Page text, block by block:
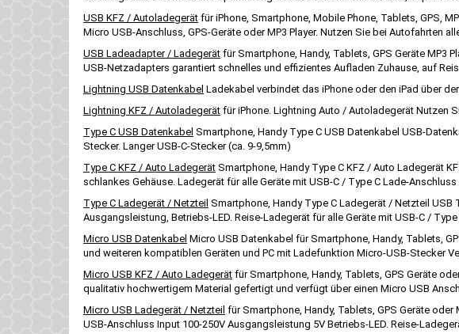
USB KFZ / Autoladegerät für iPhone, Smartphone, Mobile Phone, Tablets, GPS,
Micro USB-Anschluss, GPS-Geräte oder MP3 Player. Nutzen Sie bei Autofahrten
USB Ladeadapter / Ladegerät für Smartphone, Handy, Tablets, GPS Geräte MP3
USB-Netzadapters garantiert schnelles und effizientes Aufladen Zuhause, auf
Lightning USB Datenkabel Ladekabel verbindet das iPhone oder den iPad über
Lightning KFZ / Autoladegerät für iPhone. Lightning Auto / Autoladegerät Nutzen
Type C USB Datenkabel Smartphone, Handy Type C USB Datenkabel USB-
Stecker. Langer USB-C-Stecker (ca. 9-9,5mm)
Type C KFZ / Auto Ladegerät Smartphone, Handy Type C KFZ / Auto Ladegerät
schlankes Gehäuse. Ladegerät für alle Geräte mit USB-C / Type C Lade-
Type C Ladegerät / Netzteil Smartphone, Handy Type C Ladegerät / Netzteil
Ausgangsleistung, Betriebs-LED. Reise-Ladegerät für alle Geräte mit USB-C /
Micro USB Datenkabel Micro USB Datenkabel für Smartphone, Handy, Tablets,
und weiteren kompatiblen Geräten und PC mit Ladefunktion Micro-USB-Stecker
Micro USB KFZ / Auto Ladegerät für Smartphone, Handy, Tablets, GPS Geräte
qualitativ hochwertigem Material gefertigt und verfügt über einen Micro USB
Micro USB Ladegerät / Netzteil für Smartphone, Handy, Tablets, GPS Geräte
USB-Anschluss Input 100-250V Ausgangsleistung 5V Betriebs-LED. Reise-